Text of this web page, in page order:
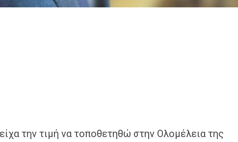
την τιμή να τοποθετηθώ στην Ολομέλεια της